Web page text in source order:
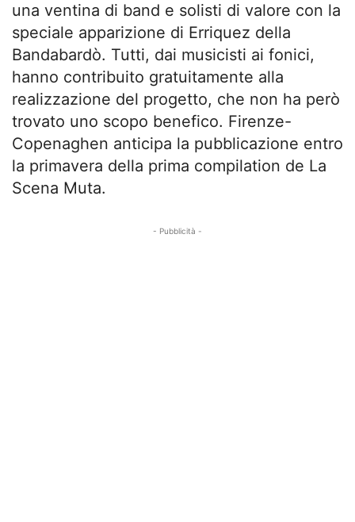
una ventina di band e solisti di valore con la
speciale apparizione di Erriquez della
Bandabardò. Tutti, dai musicisti ai fonici,
hanno contribuito gratuitamente alla
realizzazione del progetto, che non ha però
trovato uno scopo benefico. Firenze-
Copenaghen anticipa la pubblicazione entro
la primavera della prima compilation de La
Scena Muta.
- Pubblicità -